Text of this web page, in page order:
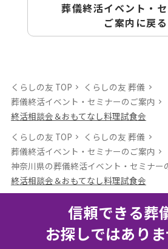
葬儀終活イベント・
ご案内に戻る
くらしの友 TOP
くらしの友 葬儀
葬儀終活イベント・セミナーのご案内
終活相談会＆おもてなし料理試食会
くらしの友 TOP
くらしの友 葬儀
葬儀終活イベント・セミナーのご案内
神奈川県の葬儀終活イベント・セミナー
終活相談会＆おもてなし料理試食会
信頼できる葬
お探しではあり